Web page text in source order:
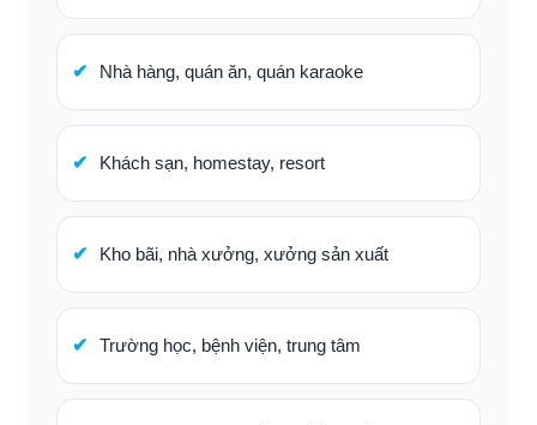
Nhà hàng, quán ăn, quán karaoke
Khách sạn, homestay, resort
Kho bãi, nhà xưởng, xưởng sản xuất
Trường học, bệnh viện, trung tâm